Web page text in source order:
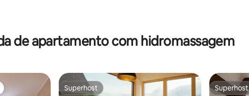
de apartamento com hidromassagem
dos hóspedes Superhost
Superhost Superhost
Superhost